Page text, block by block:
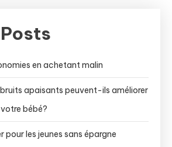
en achetant malin
apaisants peuvent-ils améliorer
bébé?
pour les jeunes sans épargne